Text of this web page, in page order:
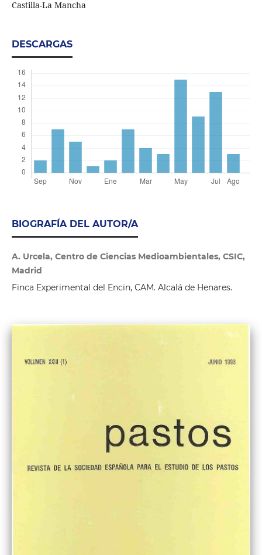
Castilla-La Mancha
DESCARGAS
BIOGRAFÍA DEL AUTOR/A
A. Urcela, Centro de Ciencias Medioambientales, CSIC,
Madrid
Finca Experimental del Encin, CAM. Alcalá de Henares.